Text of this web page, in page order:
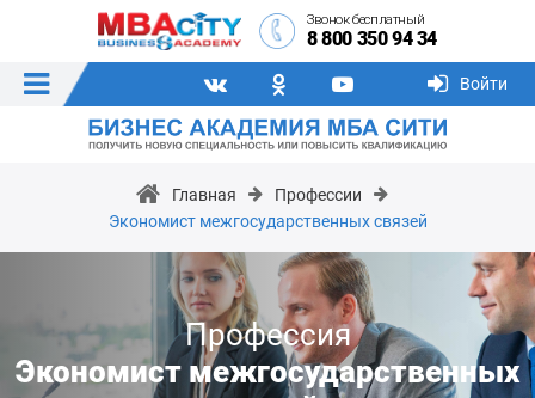
Звонок бесплатный
8 800 350 94 34
Войти
Главная
Профессии
Экономист межгосударственных связей
Профессия
Экономист межгосударственных